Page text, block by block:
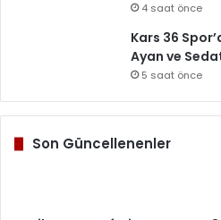
4 saat önce
Kars 36
Ayan ve
5 saat önce
Son Güncellenenler